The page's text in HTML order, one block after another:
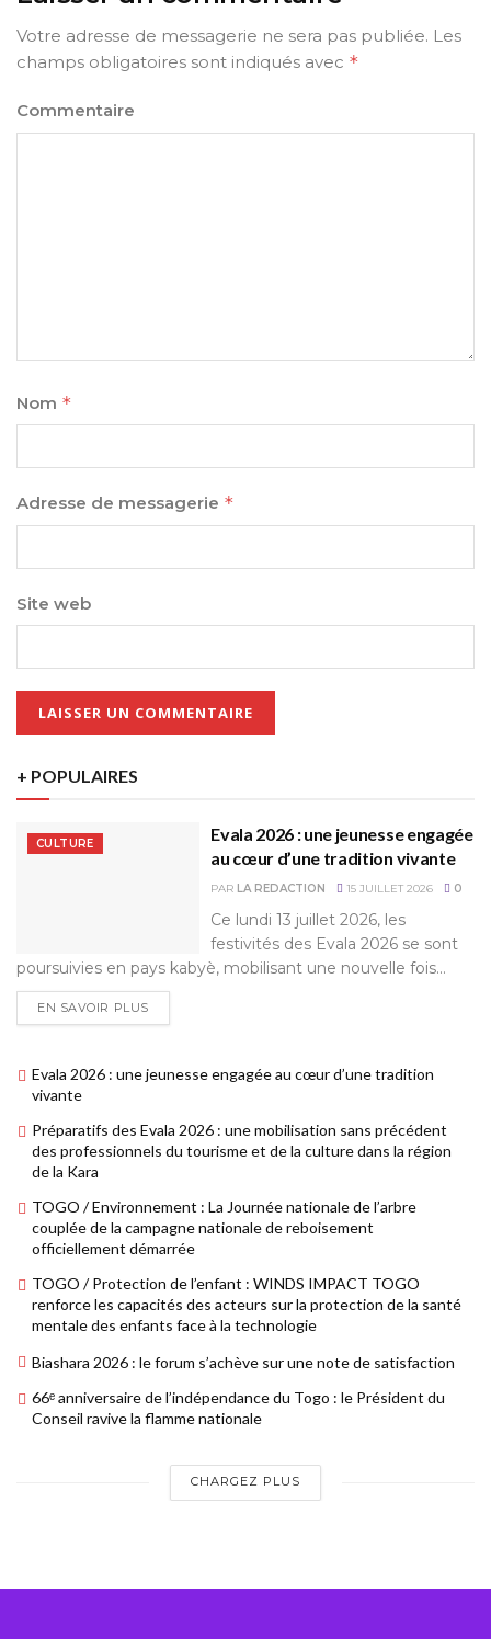
Votre adresse de messagerie ne sera pas publiée. Les
champs obligatoires sont indiqués avec *
Commentaire
Nom *
Adresse de messagerie *
Site web
+ POPULAIRES
CULTURE
Evala 2026 : une jeunesse engagée
au cœur d’une tradition vivante
PAR LA REDACTION 15 JUILLET 2026 0
Ce lundi 13 juillet 2026, les
festivités des Evala 2026 se sont
poursuivies en pays kabyè, mobilisant une nouvelle fois...
EN SAVOIR PLUS
Evala 2026 : une jeunesse engagée au cœur d’une tradition
vivante
Préparatifs des Evala 2026 : une mobilisation sans précédent
des professionnels du tourisme et de la culture dans la région
de la Kara
TOGO / Environnement : La Journée nationale de l’arbre
couplée de la campagne nationale de reboisement
officiellement démarrée
TOGO / Protection de l’enfant : WINDS IMPACT TOGO
renforce les capacités des acteurs sur la protection de la santé
mentale des enfants face à la technologie
Biashara 2026 : le forum s’achève sur une note de satisfaction
66ᵉ anniversaire de l’indépendance du Togo : le Président du
Conseil ravive la flamme nationale
CHARGEZ PLUS